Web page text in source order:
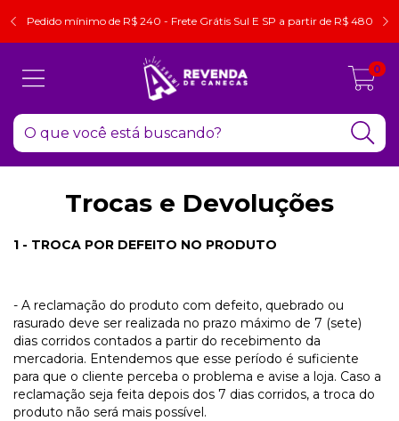
Pedido mínimo de R$ 240 - Frete Grátis Sul E SP a partir de R$ 480
0
Trocas e Devoluções
1 - TROCA POR DEFEITO NO PRODUTO
- A reclamação do produto com defeito, quebrado ou
rasurado deve ser realizada no prazo máximo de 7 (sete)
dias corridos contados a partir do recebimento da
mercadoria. Entendemos que esse período é suficiente
para que o cliente perceba o problema e avise a loja. Caso a
reclamação seja feita depois dos 7 dias corridos, a troca do
produto não será mais possível.